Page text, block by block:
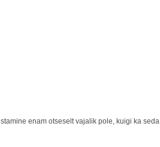
enam otseselt vajalik pole, kuigi ka seda